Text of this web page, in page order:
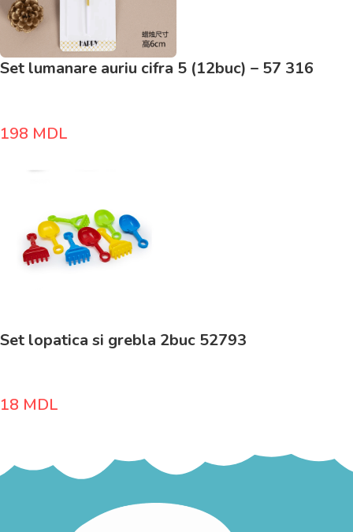
Set lumanare auriu cifra 5 (12buc) – 57 316
198 MDL
Set lopatica si grebla 2buc 52793
18 MDL